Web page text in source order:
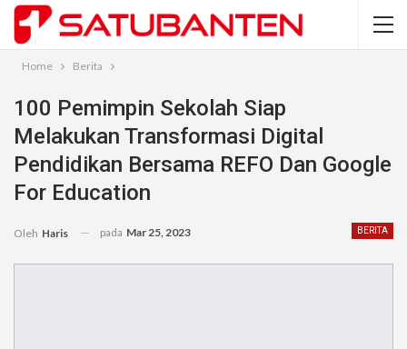
Home Berita
100 Pemimpin Sekolah Siap
Melakukan Transformasi Digital
Pendidikan Bersama REFO Dan Google
For Education
BERITA
Oleh Haris pada Mar 25, 2023